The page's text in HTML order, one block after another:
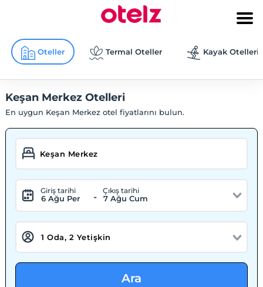
Oteller Termal Oteller Kayak Otelleri
Keşan Merkez Otelleri
En uygun Keşan Merkez otel fiyatlarını bulun.
Giriş tarihi
6 Ağu Per -
Çıkış tarihi
7 Ağu Cum
Ara